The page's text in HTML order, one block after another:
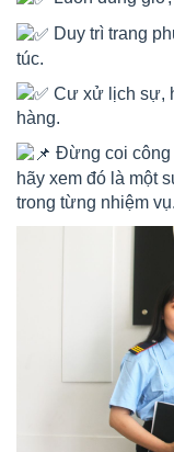
Duy trì trang
túc.
Cư xử lịch sự,
hàng.
Đừng coi công
hãy xem đó là một
trong từng nhiệm vụ.